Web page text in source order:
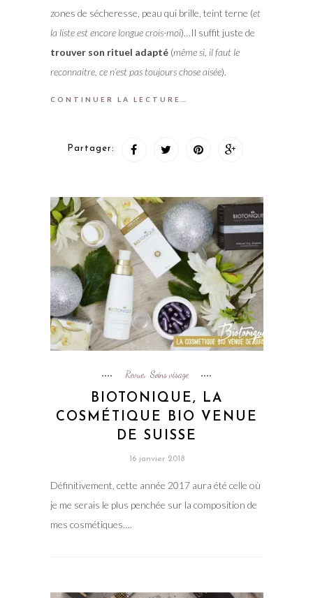
zones de sécheresse, peau qui brille, teint terne (et
la liste est encore longue crois-moi)…Il suffit juste de
trouver son rituel adapté(même si, il faut le
reconnaitre, ce n’est pas toujours chose aisée).
CONTINUER LA LECTURE…
Partager:
Revue, Soins visage
BIOTONIQUE, LA
COSMÉTIQUE BIO VENUE
DE SUISSE
16 janvier 2018
Définitivement, cette année 2017 aura été celle où
je me serais le plus penchée sur la composition de
mes cosmétiques….